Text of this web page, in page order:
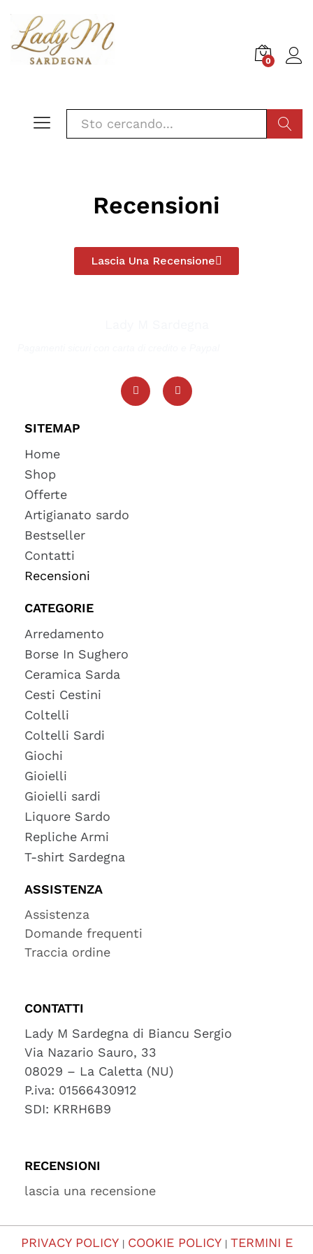
0
Recensioni
Lascia Una Recensione
SITEMAP
Home
Shop
Offerte
Artigianato sardo
Bestseller
Contatti
Recensioni
CATEGORIE
Arredamento
Borse In Sughero
Ceramica Sarda
Cesti Cestini
Coltelli
Coltelli Sardi
Giochi
Gioielli
Gioielli sardi
Liquore Sardo
Repliche Armi
T-shirt Sardegna
ASSISTENZA
Assistenza
Domande frequenti
Traccia ordine
CONTATTI
Lady M Sardegna di Biancu Sergio
Via Nazario Sauro, 33
08029 – La Caletta (NU)
P.iva: 01566430912
SDI: KRRH6B9
RECENSIONI
lascia una recensione
PRIVACY POLICY| COOKIE POLICY| TERMINI E